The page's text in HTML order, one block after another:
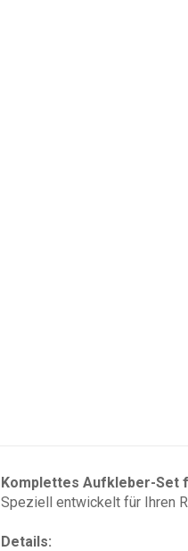
Komplettes Aufkleber-Set
Speziell entwickelt für Ihren
Details: